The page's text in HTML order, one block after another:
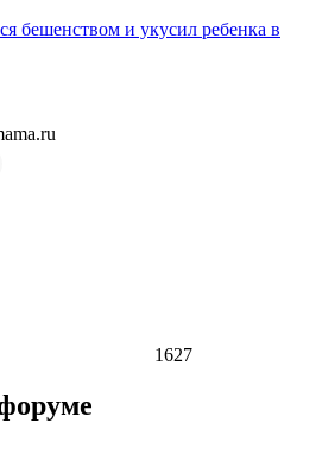
бешенством и укусил ребенка в
1627